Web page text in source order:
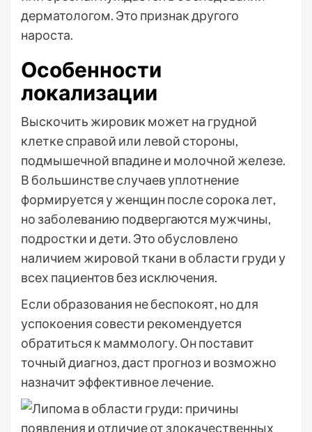
дерматологом. Это признак другого
нароста.
Особенности
локализации
Выскочить жировик может на грудной
клетке справой или левой стороны,
подмышечной впадине и молочной железе.
В большинстве случаев уплотнение
формируется у женщин после сорока лет,
но заболеванию подвергаются мужчины,
подростки и дети. Это обусловлено
наличием жировой ткани в области груди у
всех пациентов без исключения.
Если образования не беспокоят, но для
успокоения совести рекомендуется
обратиться к маммологу. Он поставит
точный диагноз, даст прогноз и возможно
назначит эффективное лечение.